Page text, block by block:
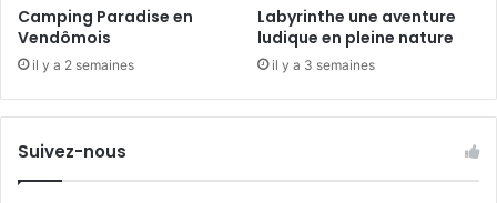
k
-
e
d
Camping Paradise en
Vendômois
il y a 2 semaines
Labyrinthe une aventure
ludique en pleine nature
il y a 3 semaines
Suivez-nous